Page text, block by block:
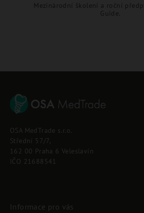
Mezinárodní školení a roční
Guide.
OSA MedTrade s.r.o.
Střední 57/7,
162 00 Praha 6 Veleslavín
IČO 21688541
Informace pro vás